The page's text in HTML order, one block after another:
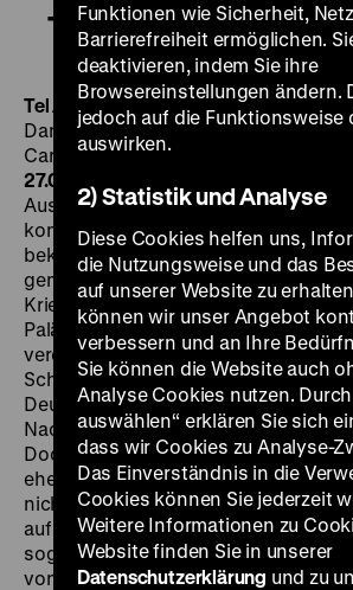
Tel Aviv – Berlin
Tel Aviv – BerlinIL 1987, R/B: Tzipi
Danzig, D: Zohar Aloni, Anatol
Carmon, 90’ • 16mm, OmeU
27.05. um 18 Uhr
Auschwitz deportiert, kann von dort
kommt 1943 in Tel Aviv an. Er heiratet
bekommen sie eine Tochter und
gemeinsames Leben auf. Als nach
Krieges mehr und mehr Holocaust-
Palästina gelangen, wird seine
verehrt er doch noch immer die
Schubert und Mahler, und spricht wie
Deutsch, wenn die hebräischen
Nachrichten über die Kämpfe der
Doch als er unter den
ehemaligen Kapo aus Auschwitz
nicht länger in der Attitüde des
auf Rache. Regisseurin Tzipi Trope
sogenannten „zweiten Generation“
von Holocaust-Überlebenden, die
Funktionen wie Sicherheit,
Barrierefreiheit ermöglichen.
deaktivieren, indem Sie ihre
Browsereinstellungen ändern.
jedoch auf die Funktionsweise
auswirken.
2) Statistik und Analyse
Diese Cookies helfen uns,
die Nutzungsweise und das
auf unserer Website zu
können wir unser Angebot
verbessern und an Ihre
Sie können die Website auch
Analyse Cookies nutzen.
auswählen“ erklären Sie sich
dass wir Cookies zu Analyse-
Das Einverständnis in die
Cookies können Sie jederzeit
Weitere Informationen zu
Website finden Sie in unserer
Datenschutzerklärung und zu